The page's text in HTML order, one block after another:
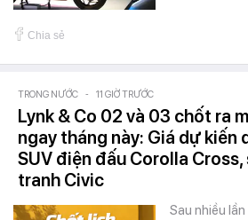
Chia sẻ
TRONG NƯỚC - 11 GIỜ TRƯỚC
Lynk & Co 02 và 03 chốt ra
ngay tháng này: Giá dự
SUV điện đấu Corolla Cross,
tranh Civic
Sau nhiều